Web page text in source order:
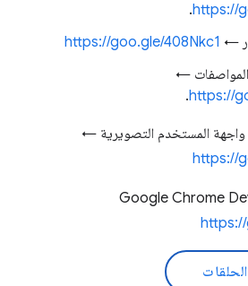
https://
.
←
https://goo.gle/408Nkc1
←
https://
.
المستخدم التصويرية ←
https://